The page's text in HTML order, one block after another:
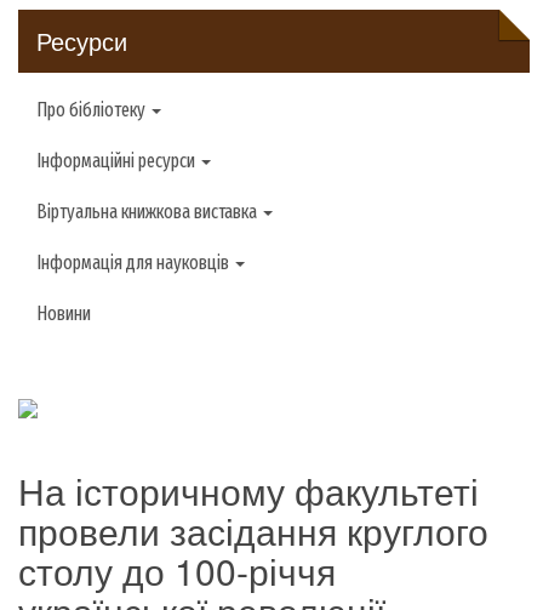
Ресурси
Про бібліотеку
Інформаційні ресурси
Віртуальна книжкова виставка
Інформація для науковців
Новини
На історичному факультеті
провели засідання круглого
столу до 100-річчя